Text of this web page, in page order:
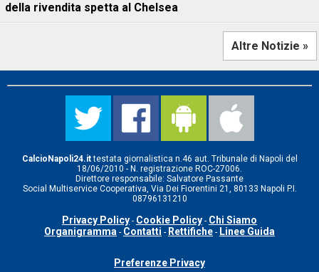
della rivendita spetta al Chelsea
Altre Notizie »
CalcioNapoli24.ittestata giornalistica n.46 aut. Tribunale di Napoli del
18/06/2010 - N. registrazione ROC-27006.
Direttore responsabile: Salvatore Passante
Social Multiservice Cooperativa, Via Dei Fiorentini 21, 80133 Napoli P.I.
08796131210
Privacy Policy - Cookie Policy - Chi Siamo
Organigramma - Contatti - Rettifiche - Linee Guida
Preferenze Privacy